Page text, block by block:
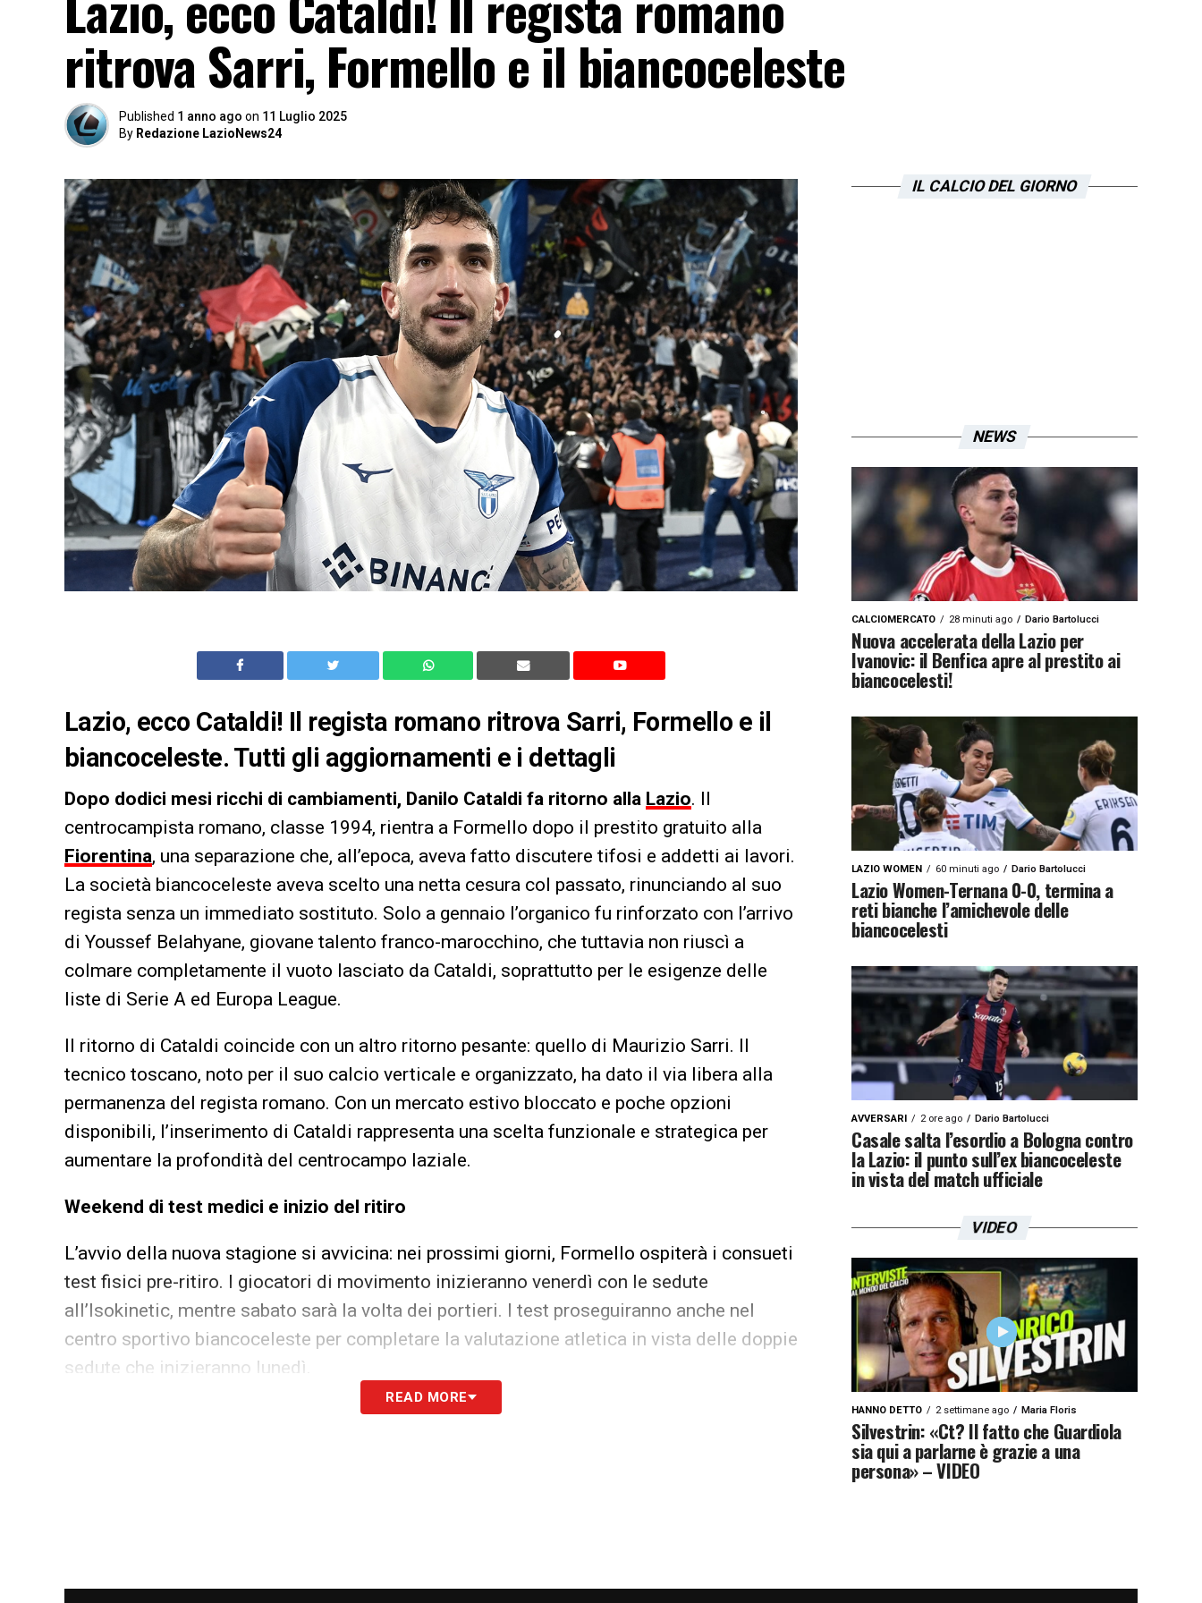
ritrova Sarri, Formello e il biancoceleste
Published 1 anno ago on 11 Luglio 2025
By Redazione LazioNews24
Lazio, ecco Cataldi! Il regista romano ritrova Sarri, Formello e il
biancoceleste. Tutti gli aggiornamenti e i dettagli
Dopo dodici mesi ricchi di cambiamenti, Danilo Cataldi fa ritorno alla Lazio. Il
centrocampista romano, classe 1994, rientra a Formello dopo il prestito gratuito alla
Fiorentina, una separazione che, all’epoca, aveva fatto discutere tifosi e addetti ai lavori.
La società biancoceleste aveva scelto una netta cesura col passato, rinunciando al suo
regista senza un immediato sostituto. Solo a gennaio l’organico fu rinforzato con l’arrivo
di Youssef Belahyane, giovane talento franco-marocchino, che tuttavia non riuscì a
colmare completamente il vuoto lasciato da Cataldi, soprattutto per le esigenze delle
liste di Serie A ed Europa League.
Il ritorno di Cataldi coincide con un altro ritorno pesante: quello di Maurizio Sarri. Il
tecnico toscano, noto per il suo calcio verticale e organizzato, ha dato il via libera alla
permanenza del regista romano. Con un mercato estivo bloccato e poche opzioni
disponibili, l’inserimento di Cataldi rappresenta una scelta funzionale e strategica per
aumentare la profondità del centrocampo laziale.
Weekend di test medici e inizio del ritiro
L’avvio della nuova stagione si avvicina: nei prossimi giorni, Formello ospiterà i consueti
test fisici pre-ritiro. I giocatori di movimento inizieranno venerdì con le sedute
all’Isokinetic, mentre sabato sarà la volta dei portieri. I test proseguiranno anche nel
centro sportivo biancoceleste per completare la valutazione atletica in vista delle doppie
sedute che inizieranno lunedì.
Maurizio Sarri, soprannominato “il Comandante”, prevede un programma intenso:
READ MORE
IL CALCIO DEL GIORNO
NEWS
CALCIOMERCATO 28 minuti ago Dario Bartolucci
Nuova accelerata della Lazio per
Ivanovic: il Benfica apre al prestito ai
biancocelesti!
LAZIO WOMEN 60 minuti ago Dario Bartolucci
Lazio Women-Ternana 0-0, termina a
reti bianche l’amichevole delle
biancocelesti
AVVERSARI 2 ore ago Dario Bartolucci
Casale salta l’esordio a Bologna contro
la Lazio: il punto sull’ex biancoceleste
in vista del match ufficiale
VIDEO
HANNO DETTO 2 settimane ago Maria Floris
Silvestrin: «Ct? Il fatto che Guardiola
sia qui a parlarne è grazie a una
persona» – VIDEO